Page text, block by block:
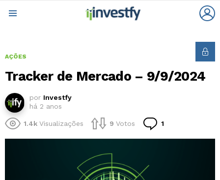
AÇÕES
Tracker de Mercado – 9/9/2024
por Investfy
há 2 anos
1.4k Visualizações 9 Votos 1